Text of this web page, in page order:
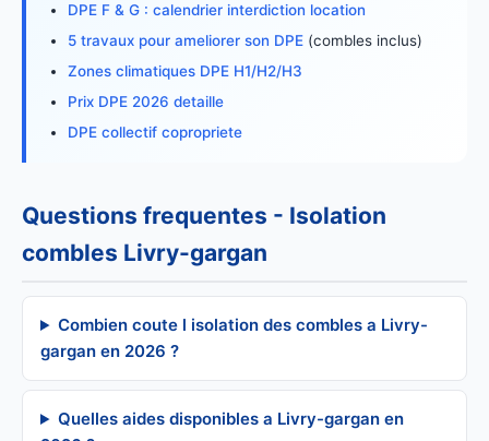
DPE F & G : calendrier interdiction location
5 travaux pour ameliorer son DPE (combles inclus)
Zones climatiques DPE H1/H2/H3
Prix DPE 2026 detaille
DPE collectif copropriete
Questions frequentes - Isolation
combles Livry-gargan
Combien coute l isolation des combles a Livry-
gargan en 2026 ?
Quelles aides disponibles a Livry-gargan en